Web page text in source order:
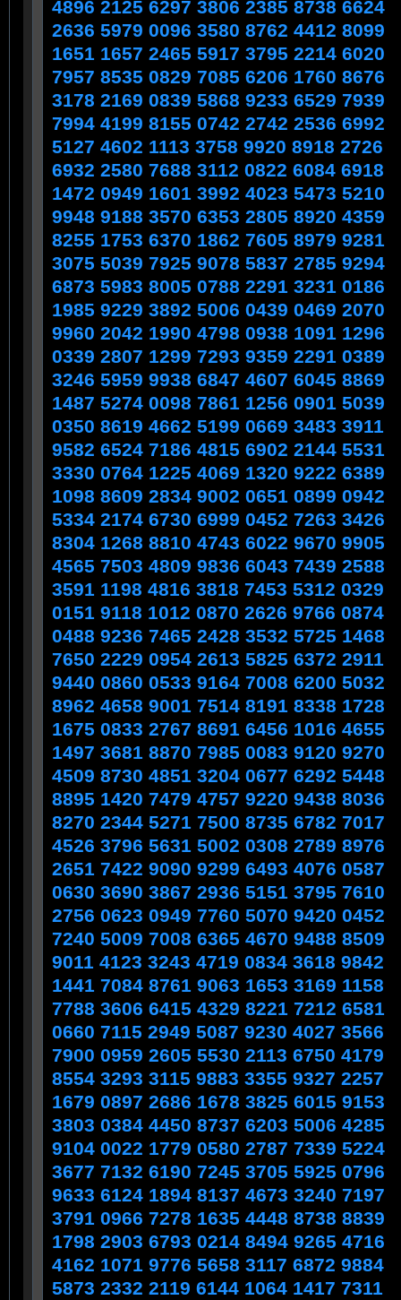
​4896 2125 6297 3806 2385 8738 6624
2636 5979 0096 3580 8762 4412 8099
1651 1657 2465 5917 3795 2214 6020
7957 8535 0829 7085 6206 1760 8676
3178 2169 0839 5868 9233 6529 7939
7994 4199 8155 0742 2742 2536 6992
5127 4602 1113 3758 9920 8918 2726
6932 2580 7688 3112 0822 6084 6918
1472 0949 1601 3992 4023 5473 5210
9948 9188 3570 6353 2805 8920 4359
8255 1753 6370 1862 7605 8979 9281
3075 5039 7925 9078 5837 2785 9294
6873 5983 8005 0788 2291 3231 0186
1985 9229 3892 5006 0439 0469 2070
9960 2042 1990 4798 0938 1091 1296
0339 2807 1299 7293 9359 2291 0389
3246 5959 9938 6847 4607 6045 8869
1487 5274 0098 7861 1256 0901 5039
0350 8619 4662 5199 0669 3483 3911
9582 6524 7186 4815 6902 2144 5531
3330 0764 1225 4069 1320 9222 6389
​1098 8609 2834 9002 0651 ​0899 0942
5334 2174 6730 6999 0452 7263 3426
8304 1268 8810 4743 6022 9670 9905
4565 7503 4809 9836 6043 7439 2588
3591 1198 4816 3818 7453 5312 0329
0151 9118 1012 0870 2626 9766 0874
0488 9236 7465 2428 3532 5725 1468
7650 2229 0954 2613 5825 6372 2911
9440 0860 0533 9164 7008 6200 5032
8962 4658 9001 7514 8191 8338 1728
1675 0833 2767 8691 6456 1016 4655
1497 3681 8870 7985 0083 9120 9270
4509 8730 4851 3204 0677 6292 5448
8895 1420 7479 4757 9220 9438 8036
8270 2344 5271 7500 8735 6782 7017
4526 3796 5631 5002 0308 2789 8976
2651 7422 9090 9299 6493 4076 0587
0630 3690 3867 2936 5151 3795 7610
2756 0623 0949 7760 5070 9420 0452
7240 5009 7008 6365 4670 9488 8509
9011 4123 3243 4719 0834 3618 9842
1441 7084 8761 9063 1653 3169 1158
7788 3606 6415 4329 8221 7212 6581
0660 7115 2949 5087 9230 4027 3566
7900 0959 2605 5530 2113 6750 4179
8554 3293 3115 9883 3355 9327 2257
1679 0897 2686 1678 3825 6015 9153
3803 0384 4450 8737 6203 5006 4285
9104 0022 1779 0580 2787 7339 5224
3677 7132 6190 7245 3705 5925 0796
9633 6124 1894 8137 4673 3240 7197
3791 0966 7278 1635 4448 8738 8839
1798 2903 6793 0214 8494 9265 4716
4162 1071 9776 5658 3117 6872 9884
5873 2332 2119 6144 1064 1417 7311